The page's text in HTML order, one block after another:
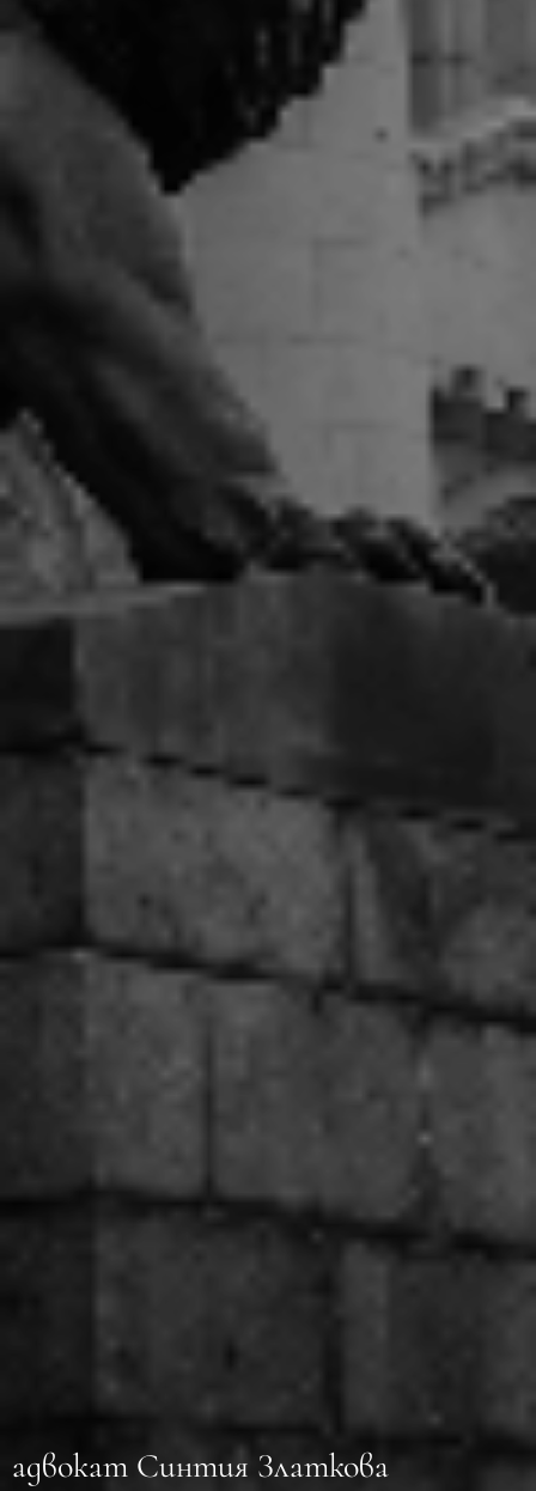
адвокат Синтия Златкова